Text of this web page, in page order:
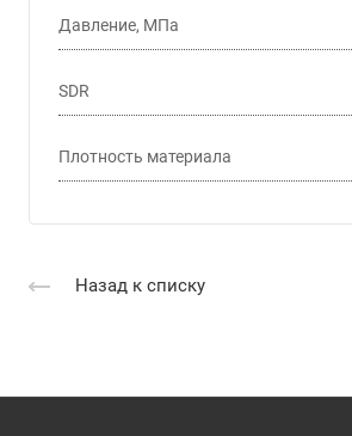
Давление, МПа
SDR
Плотность материала
Назад к списку